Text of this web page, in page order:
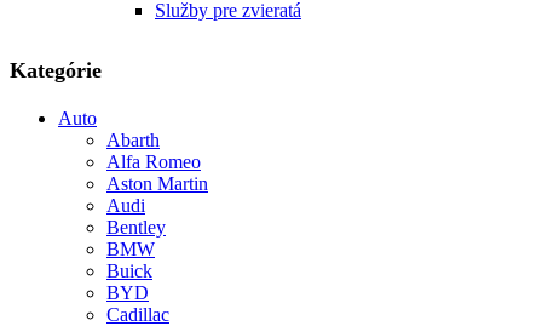
Služby pre zvieratá
Kategórie
Auto
Abarth
Alfa Romeo
Aston Martin
Audi
Bentley
BMW
Buick
BYD
Cadillac